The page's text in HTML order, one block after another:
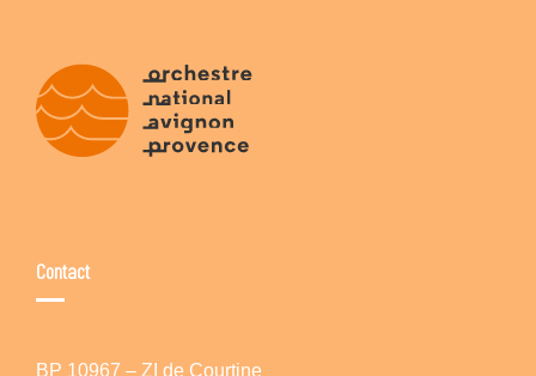
Contact
BP 10967 – ZI de Courtine